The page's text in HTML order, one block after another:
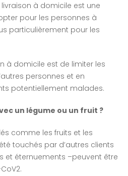
livraison à domicile est une
pour les personnes à
particulièrement pour les
à domicile est de limiter les
personnes et en
potentiellement malades.
un légume ou un fruit ?
comme les fruits et les
touchés par d’autres clients
et éternuements –peuvent être